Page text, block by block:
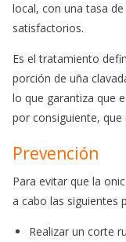
local, con una tasa
satisfactorios.
Es el tratamiento
porción de uña
lo que garantiza que
por consiguiente, que
Prevención
Para evitar que la
a cabo las siguientes
Realizar un corte